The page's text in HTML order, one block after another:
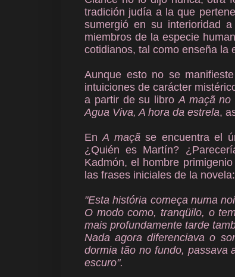
tradición judía a la que
sumergió en su interioridad
miembros de la especie
cotidianos, tal como enseña la
Aunque esto no se
intuiciones de carácter
a partir de su libro A maçã no
Agua Viva, A hora da estrela,
EnA maçãse encuentra el
¿Quién es Martín?
Kadmón, el hombre
las frases iniciales de la novela:
"Esta história começa numa
O modo como, tranqüilo, o
mais profundamente tarde
Nada agora diferenciava o
dormia tão no fundo, passava
escuro".